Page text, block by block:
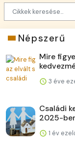
Népszerű
Mire
3 éve
Családi
2025-
1 év